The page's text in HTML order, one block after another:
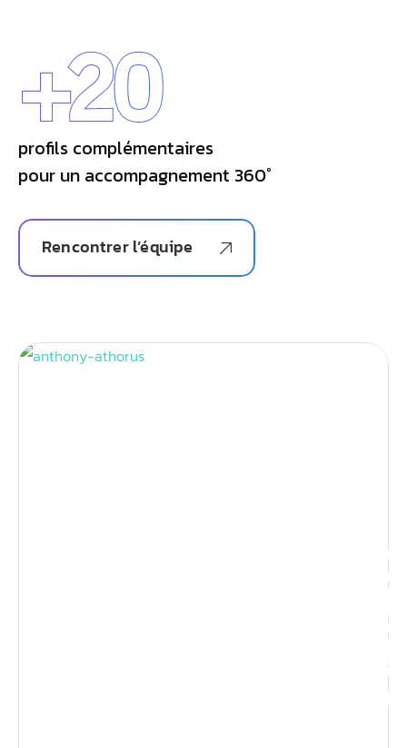
profils complémentaires
pour un accompagnement 360°
+20
Rencontrer l’équipe